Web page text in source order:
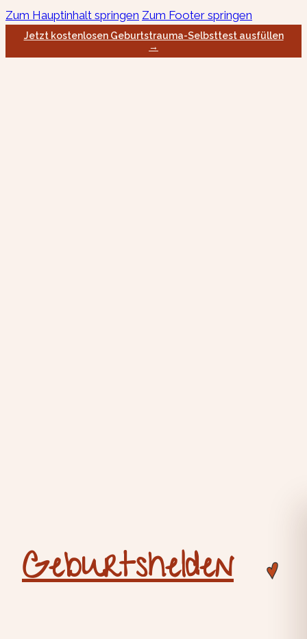
Zum Hauptinhalt springen Zum Footer springen
Jetzt kostenlosen Geburtstrauma-Selbsttest ausfüllen
→
Geburtshelden